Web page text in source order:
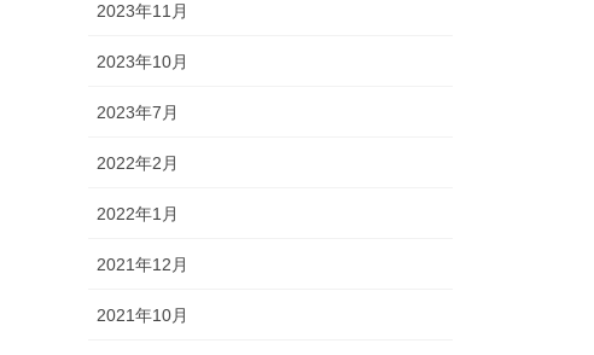
2023年11月
2023年10月
2023年7月
2022年2月
2022年1月
2021年12月
2021年10月